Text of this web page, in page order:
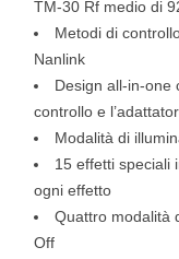
TM-30 Rf medio di
Metodi di
Nanlink
Design all-in-one
controllo e
Modalità di
15 effetti speciali
ogni effetto
Quattro modalità
Off